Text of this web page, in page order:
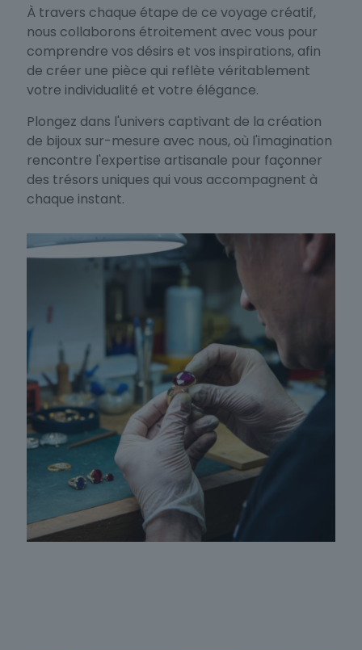
À travers chaque étape de ce voyage créatif,
nous collaborons étroitement avec vous pour
comprendre vos désirs et vos inspirations, afin
de créer une pièce qui reflète véritablement
votre individualité et votre élégance.
Plongez dans l'univers captivant de la création
de bijoux sur-mesure avec nous, où l'imagination
rencontre l'expertise artisanale pour façonner
des trésors uniques qui vous accompagnent à
chaque instant.